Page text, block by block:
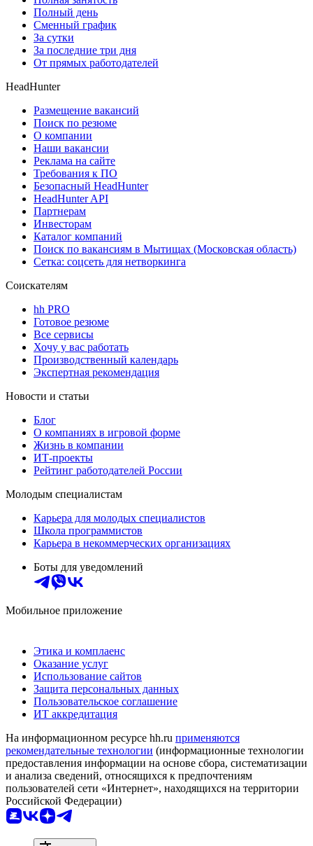
Полный день
Сменный график
За сутки
За последние три дня
От прямых работодателей
HeadHunter
Размещение вакансий
Поиск по резюме
О компании
Наши вакансии
Реклама на сайте
Требования к ПО
Безопасный HeadHunter
HeadHunter API
Партнерам
Инвесторам
Каталог компаний
Поиск по вакансиям в Мытищах (Московская область)
Сетка: соцсеть для нетворкинга
Соискателям
hh PRO
Готовое резюме
Все сервисы
Хочу у вас работать
Производственный календарь
Экспертная рекомендация
Новости и статьи
Блог
О компаниях в игровой форме
Жизнь в компании
ИТ-проекты
Рейтинг работодателей России
Молодым специалистам
Карьера для молодых специалистов
Школа программистов
Карьера в некоммерческих организациях
Боты для уведомлений
Мобильное приложение
Этика и комплаенс
Оказание услуг
Использование сайтов
Защита персональных данных
Пользовательское соглашение
ИТ аккредитация
На информационном ресурсе hh.ru применяются
рекомендательные технологии (информационные технологии
предоставления информации на основе сбора, систематизации
и анализа сведений, относящихся к предпочтениям
пользователей сети «Интернет», находящихся на территории
Российской Федерации)